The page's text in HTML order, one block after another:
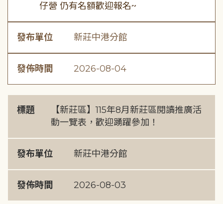
仔營 仍有名額歡迎報名~
發布單位 新莊中港分館
發佈時間 2026-08-04
標題
【新莊區】115年8月新莊區閱讀推廣活
動一覽表，歡迎踴躍參加！
發布單位 新莊中港分館
發佈時間 2026-08-03